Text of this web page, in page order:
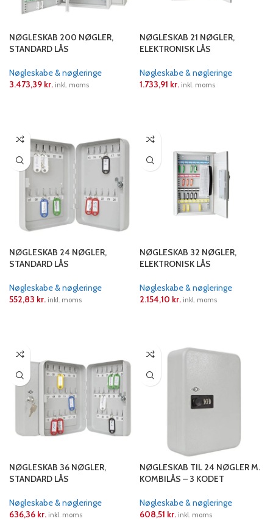
NØGLESKAB 200 NØGLER,
STANDARD LÅS
Nøgleskabe & nøgleringe
3.473,39 kr. inkl. moms
NØGLESKAB 21 NØGLER,
ELEKTRONISK LÅS
Nøgleskabe & nøgleringe
1.733,91 kr. inkl. moms
NØGLESKAB 24 NØGLER,
STANDARD LÅS
Nøgleskabe & nøgleringe
552,83 kr. inkl. moms
NØGLESKAB 32 NØGLER,
ELEKTRONISK LÅS
Nøgleskabe & nøgleringe
2.154,10 kr. inkl. moms
NØGLESKAB 36 NØGLER,
STANDARD LÅS
Nøgleskabe & nøgleringe
636,36 kr. inkl. moms
NØGLESKAB TIL 24 NØGLER M.
KOMBILÅS – 3 KODET
Nøgleskabe & nøgleringe
608,51 kr. inkl. moms